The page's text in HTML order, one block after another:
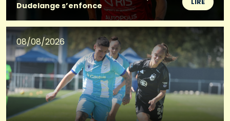
Dudelange s’enfonce
LIRE
08/08/2026